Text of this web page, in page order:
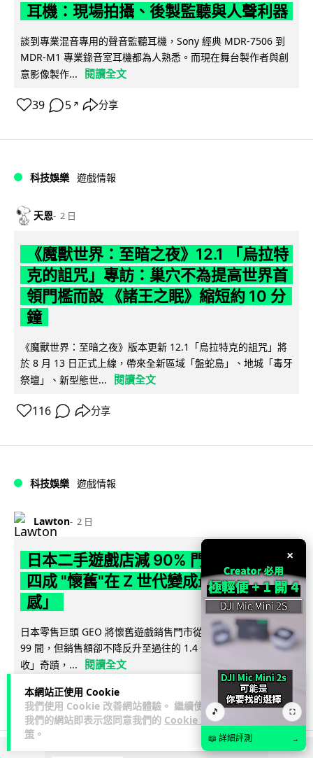
本網站正使用 Cookie
我們使用 Cookie 改善網站體驗。 繼續使用
我們的網站即表示您同意我們的 Cookie 政
策 。
耳機：現場拍攝、後製監聽與人聲利器
談到專業混音專用的聲音監聽耳機，Sony 經典 MDR-7506 到
MDR-M1 專業錄音室耳機都為人熟悉。而現在舞台製作者與創
意影像製作...
閱讀全文
39 5 ↗ 分享
科技娛樂 遊戲情報
天恩 2 日
《魔獸世界：至暗之夜》12.1 「烏拉特
克的詛咒」專訪：巢穴不為提高世界首
領門檻而設 《諸王之眠》縮短約 10 分
鐘
《魔獸世界：至暗之夜》版本更新 12.1「烏拉特克的詛咒」將
於 8 月 13 日正式上線，帶來全新區域「盤蛇島」、地城「毒牙
祭壇」、新型態世...
閱讀全文
116 分享
科技娛樂 遊戲情報
Lawton 2 日
日本二手遊戲店減 90% 門市 業績反增
四成 "懷舊"在 Z 世代變成最潮「新鮮
感」
日本零售巨頭 GEO 將懷舊遊戲銷售門市從 1,000 間大幅減至
99 間，但銷售額卻不降反升至過往的 1.4 倍。做到「減店增
收」奇蹟，...
閱讀全文
262 20 ↗ 分享
×
🎵 ⛶
📖 詳細評測 →